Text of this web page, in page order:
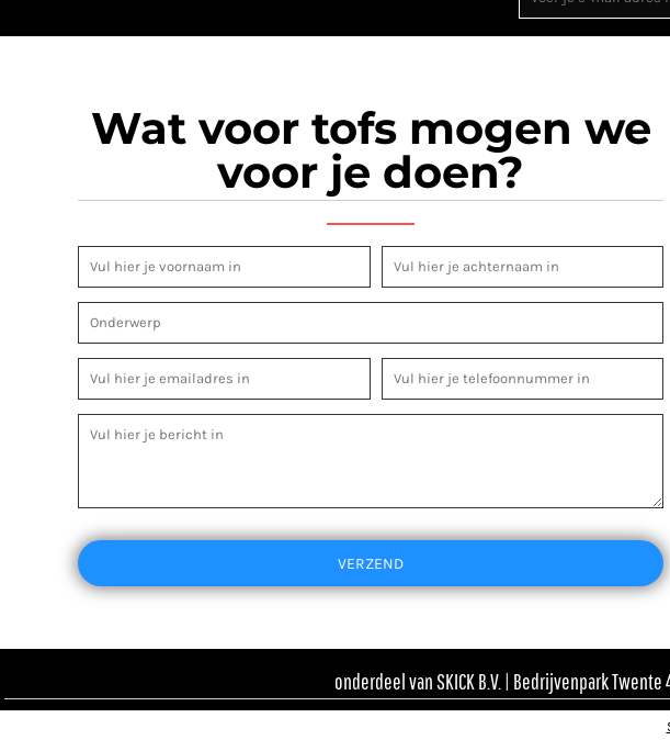
Wat voor tofs mogen we
voor je doen?
VERZEND
onderdeel van SKICK B.V. | Bedrijvenpark